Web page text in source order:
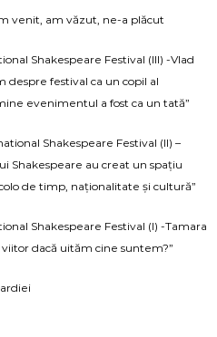
venit, am văzut, ne-a plăcut
Shakespeare Festival (III) -Vlad
despre festival ca un copil al
evenimentul a fost ca un tată”
Shakespeare Festival (II) –
Shakespeare au creat un spațiu
de timp, naționalitate și cultură”
Shakespeare Festival (I) -Tamara
dacă uităm cine suntem?”